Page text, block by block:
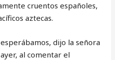
cruentos españoles,
aztecas.
dijo la señora
al comentar el